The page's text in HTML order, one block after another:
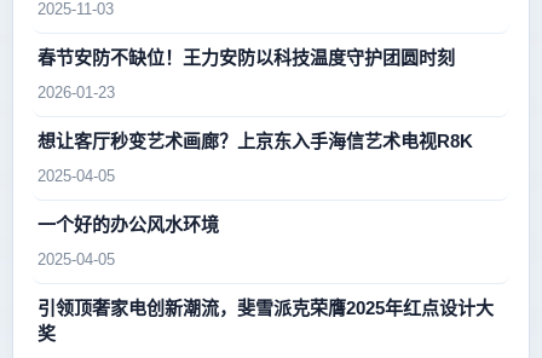
2025-11-03
春节安防不缺位！王力安防以科技温度守护团圆时刻
2026-01-23
想让客厅秒变艺术画廊？上京东入手海信艺术电视R8K
2025-04-05
一个好的办公风水环境
2025-04-05
引领顶奢家电创新潮流，斐雪派克荣膺2025年红点设计大
奖